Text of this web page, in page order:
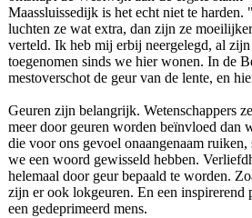
Maassluissedijk is het echt niet te harden.
luchten ze wat extra, dan zijn ze
verteld. Ik heb mij erbij neergelegd, al
toegenomen sinds we hier wonen. In de
mestoverschot de geur van de lente, en
Geuren zijn belangrijk. Wetenschappers
meer door geuren worden beïnvloed dan
die voor ons gevoel onaangenaam
we een woord gewisseld hebben.
helemaal door geur bepaald te worden.
zijn er ook lokgeuren. En een inspirerend
een gedeprimeerd mens.